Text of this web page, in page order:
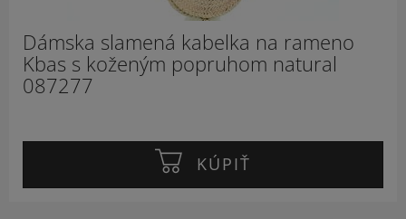
Dámska slamená kabelka na rameno
Kbas s koženým popruhom natural
087277
KÚPIŤ